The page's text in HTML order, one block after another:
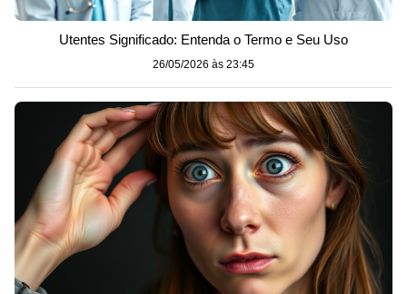
Utentes Significado: Entenda o Termo e Seu Uso
26/05/2026 às 23:45